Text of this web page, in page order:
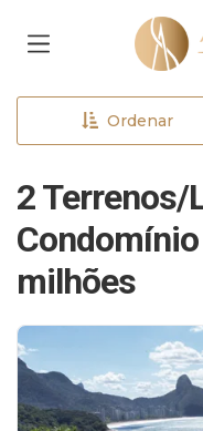
Ordenar
2 Terrenos/
milhões